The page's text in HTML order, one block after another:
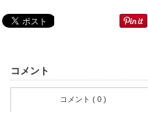
コメント
コメント ( 0 )